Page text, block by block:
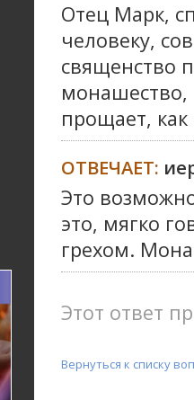
Отец Марк,
человеку,
священство
монашество,
прощает,
ОТВЕЧАЕТ:
Это
это, мягко
грехом.
Этот ответ
Вернуться к списку